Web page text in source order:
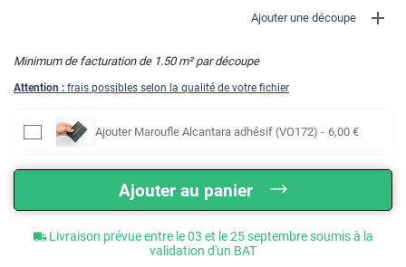
Ajouter une découpe
Minimum de facturation de 1.50m² par découpe
Attention : frais possibles selon la qualité de votre fichier
Ajouter Maroufle Alcantara adhésif (VO172) - 6,00 €
Ajouter au panier
Livraison prévue entre le 03 et le 25 septembre soumis à la
validation d'un BAT